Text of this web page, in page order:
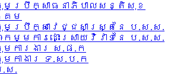
មប្រឹក្សាធនាភិបាលសន្តិសុខ
គម
ប្រឹក្សាវេជ្ជសាស្រ្តនៃ ប.ស.ស.
កម្មការដោះស្រាយវិវាទនៃ ប.ស.ស.
ការងារ​ ស.ផ.ក
កាងារ ទ.ស.ប.ក
.ស.